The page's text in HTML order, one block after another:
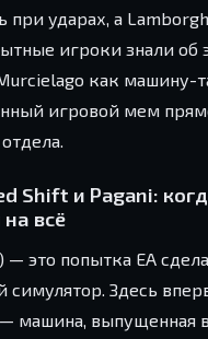
ударах, а
игроки знали об
как машину-
игровой мем
Shift и Pagani:
всё
— это попытка EA
симулятор. Здесь
— машина, выпущенная